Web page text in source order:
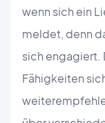
wenn sich ein
meldet, denn
sich engagiert.
Fähigkeiten